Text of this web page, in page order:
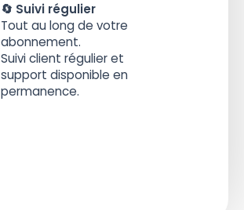
🔄 Suivi régulier
Tout au long de votre
abonnement.
Suivi client régulier et
support disponible en
permanence.